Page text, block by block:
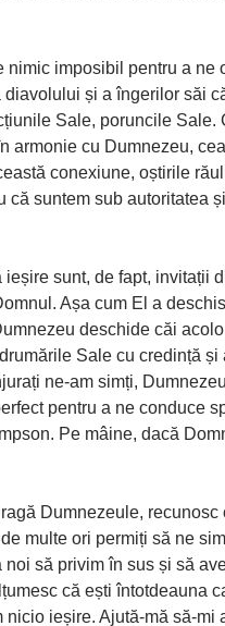
nimic imposibil pentru a ne
diavolului și a îngerilor săi
Sale, poruncile Sale.
armonie cu Dumnezeu,
conexiune, oștirile
că suntem sub autoritatea
ieșire sunt, de fapt, invitații
Așa cum El a
deschide căi
Sale cu credință și
ne-am simți,
pentru a ne conduce
Pe mâine, dacă
Dumnezeule, recunosc
multe ori permiți să ne
să privim în sus și să
că ești întotdeauna
nicio ieșire. Ajută-mă să-mi